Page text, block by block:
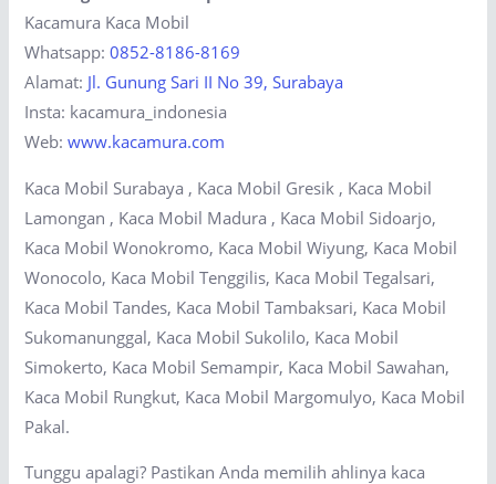
Kacamura Kaca Mobil
Whatsapp:0852-8186-8169
Alamat: Jl. Gunung Sari II No 39, Surabaya
Insta: kacamura_indonesia
Web:www.kacamura.com
Kaca Mobil Surabaya , Kaca Mobil Gresik , Kaca Mobil
Lamongan , Kaca Mobil Madura , Kaca Mobil Sidoarjo,
Kaca Mobil Wonokromo, Kaca Mobil Wiyung, Kaca Mobil
Wonocolo, Kaca Mobil Tenggilis, Kaca Mobil Tegalsari,
Kaca Mobil Tandes, Kaca Mobil Tambaksari, Kaca Mobil
Sukomanunggal, Kaca Mobil Sukolilo, Kaca Mobil
Simokerto, Kaca Mobil Semampir, Kaca Mobil Sawahan,
Kaca Mobil Rungkut, Kaca Mobil Margomulyo, Kaca Mobil
Pakal.
Tunggu apalagi? Pastikan Anda memilih ahlinya kaca